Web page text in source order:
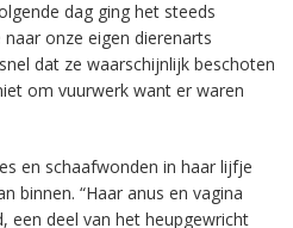
dag ging het steeds
onze eigen dierenarts
dat ze waarschijnlijk beschoten
om vuurwerk want er waren
en schaafwonden in haar lijfje
binnen. “Haar anus en vagina
een deel van het heupgewricht